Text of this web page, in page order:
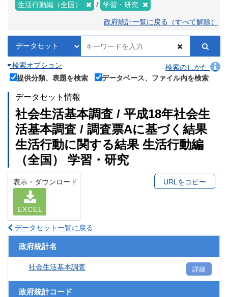
生活行動編（全国） 学習・研究
政府統計一覧に戻る（すべて解除）
検索オプション
検索のしかた
提供分類、表題を検索
データベース、ファイル内を検索
データセット情報
社会生活基本調査 / 平成18年社会生
活基本調査 / 調査票Aに基づく結果
生活行動に関する結果 生活行動編
（全国） 学習・研究
表示・ダウンロード
EXCEL
URLをコピー
データセット一覧に戻る
政府統計名
社会生活基本調査 詳細
政府統計コード